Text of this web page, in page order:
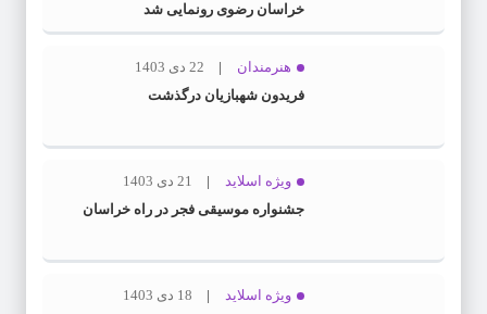
خراسان رضوی رونمایی شد
هنرمندان
22 دی 1403
فریدون شهبازیان درگذشت
ویژه اسلاید
21 دی 1403
جشنواره موسیقی فجر در راه خراسان
ویژه اسلاید
18 دی 1403